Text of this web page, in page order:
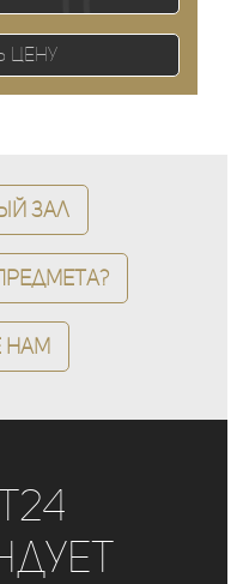
цену
зал
нам